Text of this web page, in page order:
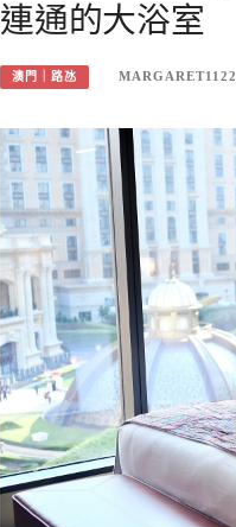
連通的大浴室
澳門｜路氹 MARGARET1122